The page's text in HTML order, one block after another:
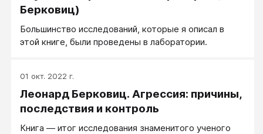
Берковиц)
Большинство исследований, которые я описал в
этой книге, были проведены в лаборатории.
01 окт. 2022 г.
Леонард Берковиц. Агрессия: причины,
последствия и контроль
Книга — итог исследования знаменитого ученого